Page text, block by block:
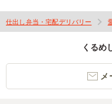
仕出し弁当・宅配デリバリー
くるめ
メ